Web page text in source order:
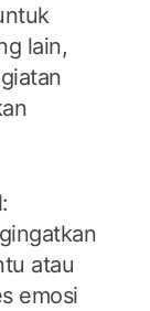
lain,
:
atau
emosi